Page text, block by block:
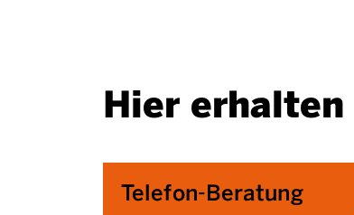
Hier
Telefon-Beratung